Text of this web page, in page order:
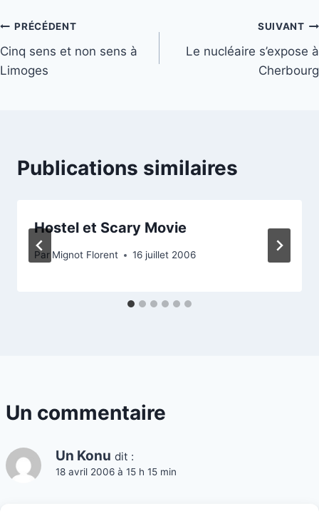
Navigation
de
PRÉCÉDENT
Cinq sens et non sens à
Limoges
SUIVANT
Le nucléaire s’expose à
Cherbourg
Publications similaires
Hostel et Scary Movie
Par Mignot Florent 16 juillet 2006
Un commentaire
Un Konu dit :
18 avril 2006 à 15 h 15 min